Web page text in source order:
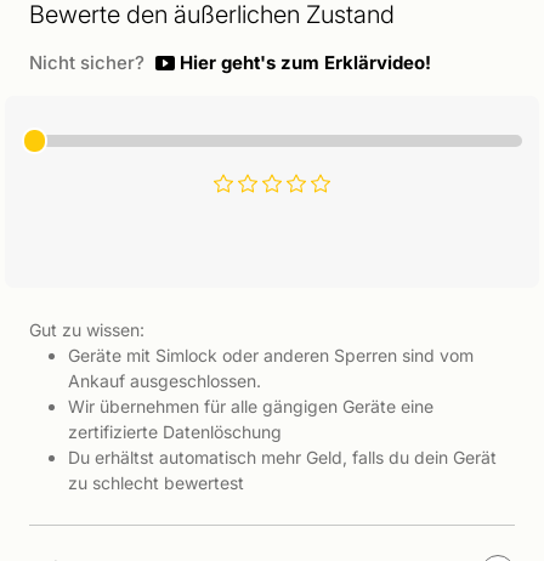
Bewerte den äußerlichen Zustand
Nicht sicher? Hier geht's zum Erklärvideo!
Gut zu wissen:
Geräte mit Simlock oder anderen Sperren sind vom
Ankauf ausgeschlossen.
Wir übernehmen für alle gängigen Geräte eine
zertifizierte Datenlöschung
Du erhältst automatisch mehr Geld, falls du dein Gerät
zu schlecht bewertest